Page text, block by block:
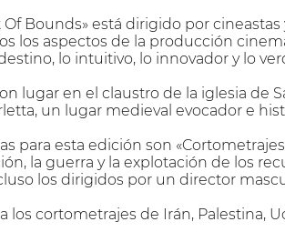
Bounds» está dirigido por
los aspectos de la producción
lo intuitivo, lo innovador y lo
lugar en el claustro de la iglesia de
un lugar medieval evocador e
para esta edición son
la guerra y la explotación de los
los dirigidos por un director
los cortometrajes de Irán, Palestina,